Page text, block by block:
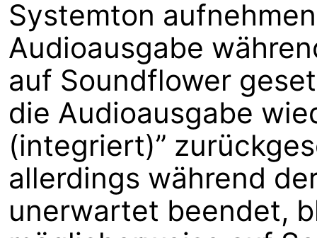
Systemton
Audioausgabe
auf Soundflower
die Audioausgabe
(integriert)”
allerdings während
unerwartet beendet,